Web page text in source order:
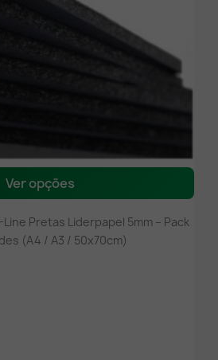
Ver opções
Line Pretas Liderpapel 5mm – Pack
(A4 / A3 / 50x70cm)